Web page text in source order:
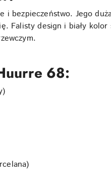
bezpieczeństwo. Jego
Falisty design i biały
68: